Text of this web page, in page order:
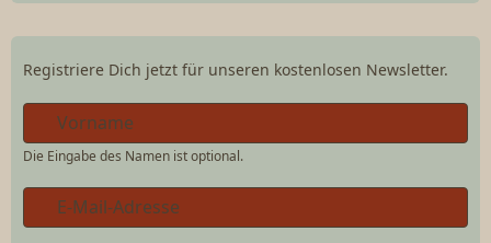
Registriere Dich jetzt für unseren kostenlosen Newsletter.
Die Eingabe des Namen ist optional.